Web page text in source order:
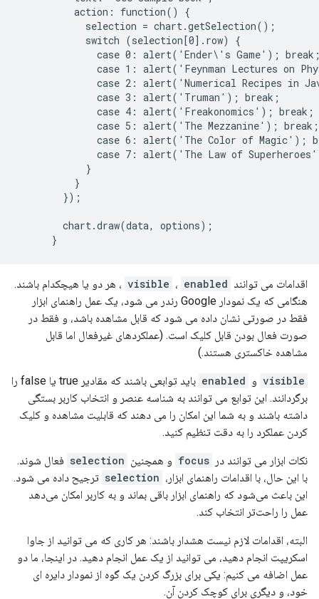
          action: function() {
            selection = chart.getSelection();
            switch (selection[0].row) {
case 0: alert('Ender\'s Game');
case 1: alert('Feynman Lectures on
case 2: alert('Numerical Recipes in
              case 3: alert('Truman'); break;
              case 4: alert('Freakonomics'); break;
              case 5: alert('The Mezzanine'); break;
case 6: alert('The Color of Magic');
case 7: alert('The Law of
            }
          }
        });
        chart.draw(data, options);
اقدامات می توانند visible ، enabled
، هر دو یا هیچکدام باشند.
هنگامی که یک نمودار Google رندر می شود، یک عمل راهنمای ابزار
فقط در صورتی نشان داده می شود که قابل مشاهده باشد، و فقط در
صورت فعال بودن قابل کلیک است. (عملکردهای غیرفعال اما قابل
مشاهده خاکستری هستند.)
visible و enabled
باید توابعی باشند که مقادیر true یا false را
برگردانند. این توابع می توانند به شناسه عنصر و انتخاب کاربر بستگی
داشته باشند و به شما این امکان را می دهند که قابلیت مشاهده و کلیک
کردن عملکرد را به دقت تنظیم کنید.
نکات ابزار می توانند در focus و همچنین selection فعال شوند.
با این حال، با اقدامات راهنمای ابزار، selection ترجیح داده می شود.
این باعث می‌شود که راهنمای ابزار باقی بماند و به کاربر امکان می‌دهد
عمل را راحت‌تر انتخاب کند.
البته، اقدامات لازم نیست هشدار باشند: هر کاری که می توانید از جاوا
اسکریپت انجام دهید، می توانید از یک عمل انجام دهید. در اینجا، ما دو
عمل اضافه می کنیم: یکی برای بزرگ کردن یک گوه از نمودار دایره ای
خود، و دیگری برای کوچک کردن آن.